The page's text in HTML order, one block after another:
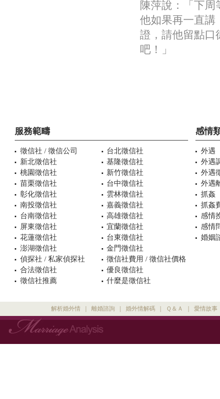
陳萍說：「下
他如果再一直講
證，請他留點口
吧！」
服務範疇
徵信社 / 徵信公司
台北徵信社
新北徵信社
基隆徵信社
桃園徵信社
新竹徵信社
苗栗徵信社
台中徵信社
彰化徵信社
雲林徵信社
南投徵信社
嘉義徵信社
台南徵信社
高雄徵信社
屏東徵信社
宜蘭徵信社
花蓮徵信社
台東徵信社
澎湖徵信社
金門徵信社
偵探社 / 私家偵探社
徵信社費用 / 徵信社價格
合法徵信社
優良徵信社
徵信社推薦
什麼是徵信社
感情
外遇
外遇
外遇
外遇
抓姦
抓姦
感情
感情
婚姻
解析婚外情 離婚諮詢 婚外情解碼 Ｑ＆Ａ 愛情故事